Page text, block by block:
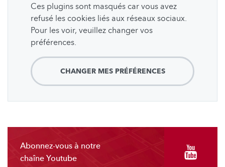
Ces plugins sont masqués car vous avez
refusé les cookies liés aux réseaux sociaux.
Pour les voir, veuillez changer vos
préférences.
CHANGER MES PRÉFÉRENCES
Abonnez-vous à notre
chaîne Youtube